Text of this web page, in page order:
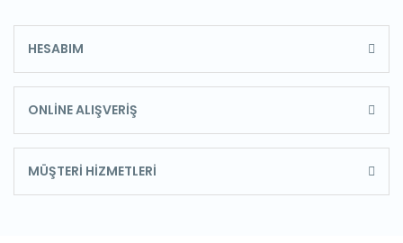
HESABIM
ONLİNE ALIŞVERİŞ
MÜŞTERİ HİZMETLERİ